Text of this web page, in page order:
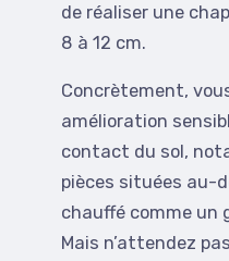
de réaliser une
8 à 12 cm.
Concrètement,
amélioration
contact du sol,
pièces situées au-
chauffé comme un
Mais n’attendez